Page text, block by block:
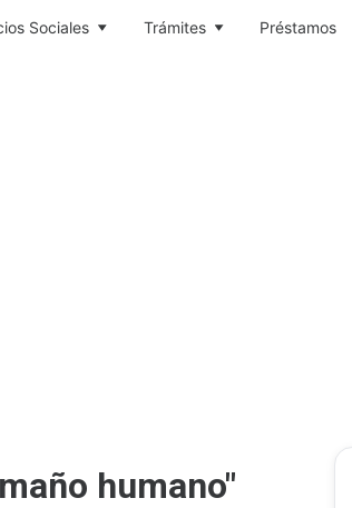
Sociales Trámites Préstamos
humano"